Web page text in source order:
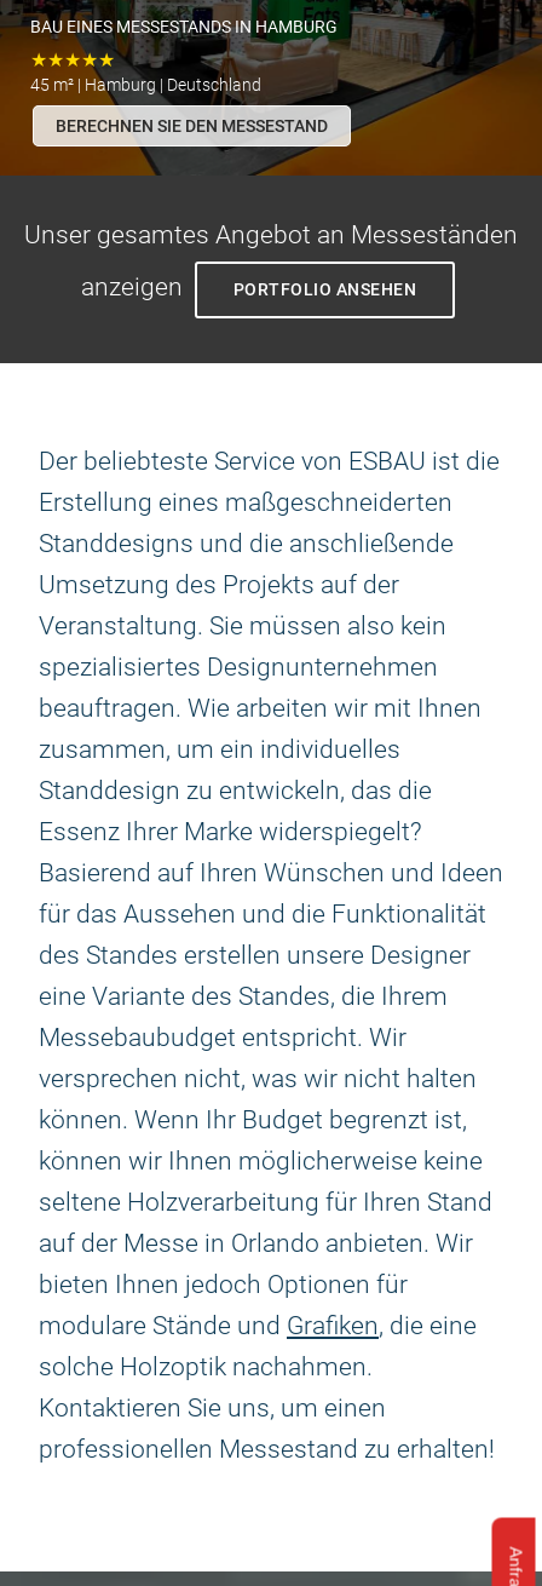
BAU EINES MESSESTANDS IN HAMBURG
★★★★★
45 m² | Hamburg | Deutschland
BERECHNEN SIE DEN MESSESTAND
Unser gesamtes Angebot an Messeständen
anzeigen
PORTFOLIO ANSEHEN
Der beliebteste Service von ESBAU ist die
Erstellung eines maßgeschneiderten
Standdesigns und die anschließende
Umsetzung des Projekts auf der
Veranstaltung. Sie müssen also kein
spezialisiertes Designunternehmen
beauftragen. Wie arbeiten wir mit Ihnen
zusammen, um ein individuelles
Standdesign zu entwickeln, das die
Essenz Ihrer Marke widerspiegelt?
Basierend auf Ihren Wünschen und Ideen
für das Aussehen und die Funktionalität
des Standes erstellen unsere Designer
eine Variante des Standes, die Ihrem
Messebaubudget entspricht. Wir
versprechen nicht, was wir nicht halten
können. Wenn Ihr Budget begrenzt ist,
können wir Ihnen möglicherweise keine
seltene Holzverarbeitung für Ihren Stand
auf der Messe in Orlando anbieten. Wir
bieten Ihnen jedoch Optionen für
modulare Stände und Grafiken, die eine
solche Holzoptik nachahmen.
Kontaktieren Sie uns, um einen
professionellen Messestand zu erhalten!